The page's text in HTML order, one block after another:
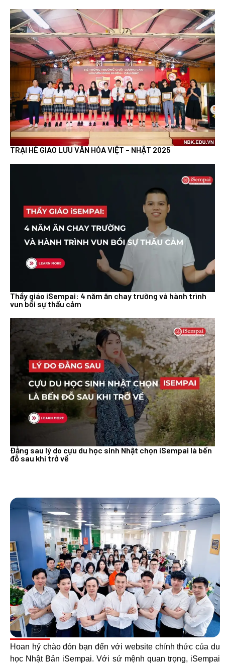
TRẠI HÈ GIAO LƯU VĂN HÓA VIỆT – NHẬT 2025
Thầy giáo iSempai: 4 năm ăn chay trường và hành trình
vun bồi sự thấu cảm
Đằng sau lý do cựu du học sinh Nhật chọn iSempai là bến
đỗ sau khi trở về
Hoan hỷ chào đón bạn đến với website chính thức của du
học Nhật Bản iSempai. Với sứ mệnh quan trọng, iSempai